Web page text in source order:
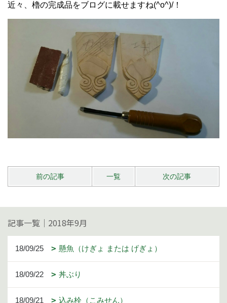
近々、櫓の完成品をブログに載せますね(^o^)/！
前の記事 一覧 次の記事
記事一覧｜2018年9月
18/09/25 懸魚（けぎょ または げぎょ）
18/09/22 丼ぶり
18/09/21 込み栓（こみせん）